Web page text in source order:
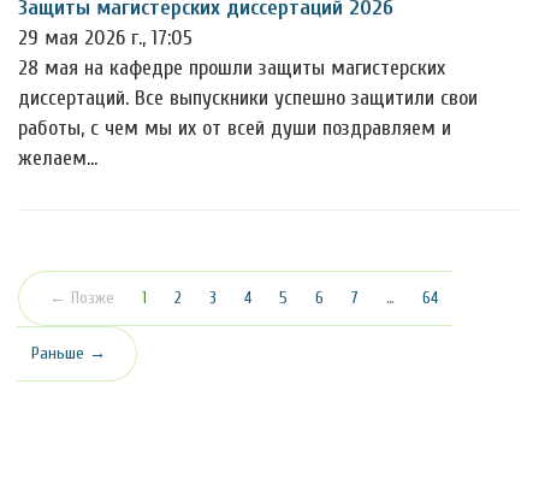
Защиты магистерских диссертаций 2026
29 мая 2026 г., 17:05
28 мая на кафедре прошли защиты магистерских
диссертаций. Все выпускники успешно защитили свои
работы, с чем мы их от всей души поздравляем и
желаем…
← Позже 1 (текущая)
2 3 4 5 6 7 … 64
Раньше →